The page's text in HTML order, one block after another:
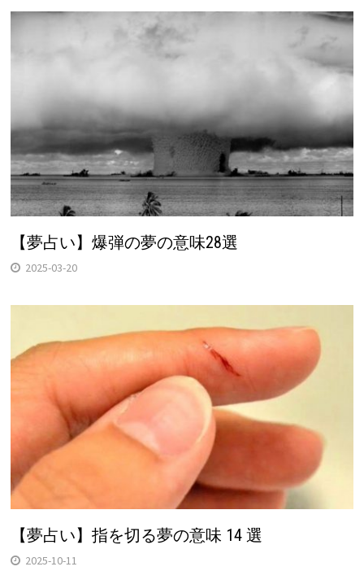
【夢占い】爆弾の夢の意味28選
2025-03-20
【夢占い】指を切る夢の意味 14 選
2025-10-11